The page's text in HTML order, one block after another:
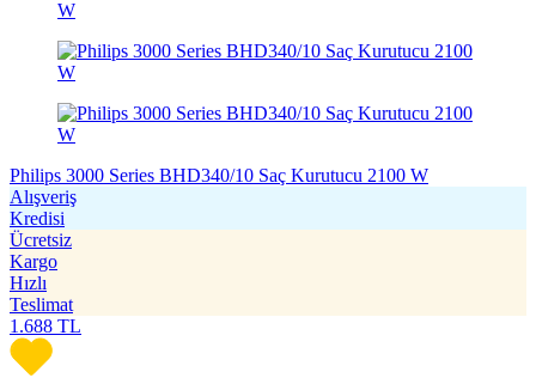
Philips 3000 Series BHD340/10 Saç Kurutucu 2100 W
Alışveriş
Kredisi
Ücretsiz
Kargo
Hızlı
Teslimat
1.688 TL